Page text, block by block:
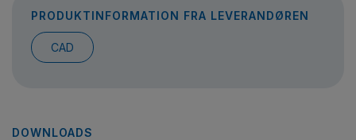
PRODUKTINFORMATION FRA LEVERANDØREN
CAD
DOWNLOADS